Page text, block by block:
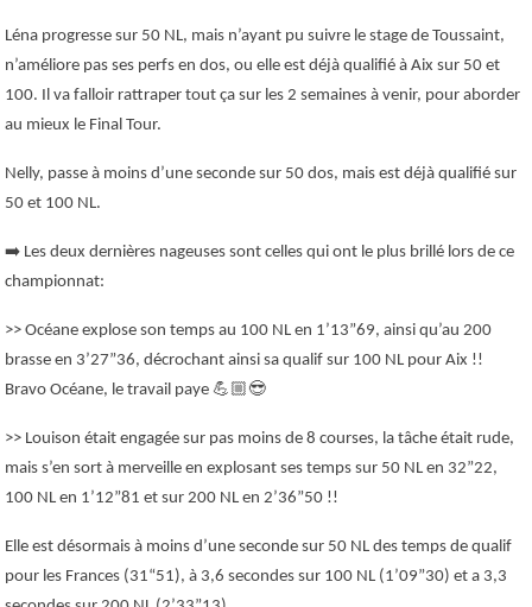
Léna progresse sur 50 NL, mais n’ayant pu suivre le stage de Toussaint,
n’améliore pas ses perfs en dos, ou elle est déjà qualifié à Aix sur 50 et
100. Il va falloir rattraper tout ça sur les 2 semaines à venir, pour aborder
au mieux le Final Tour.
Nelly, passe à moins d’une seconde sur 50 dos, mais est déjà qualifié sur
50 et 100 NL.
➡️ Les deux dernières nageuses sont celles qui ont le plus brillé lors de ce
championnat:
>> Océane explose son temps au 100 NL en 1’13”69, ainsi qu’au 200
brasse en 3’27”36, décrochant ainsi sa qualif sur 100 NL pour Aix !!
Bravo Océane, le travail paye 💪🏼😎
>> Louison était engagée sur pas moins de 8 courses, la tâche était rude,
mais s’en sort à merveille en explosant ses temps sur 50 NL en 32”22,
100 NL en 1’12”81 et sur 200 NL en 2’36”50 !!
Elle est désormais à moins d’une seconde sur 50 NL des temps de qualif
pour les Frances (31“51), à 3,6 secondes sur 100 NL (1’09”30) et a 3,3